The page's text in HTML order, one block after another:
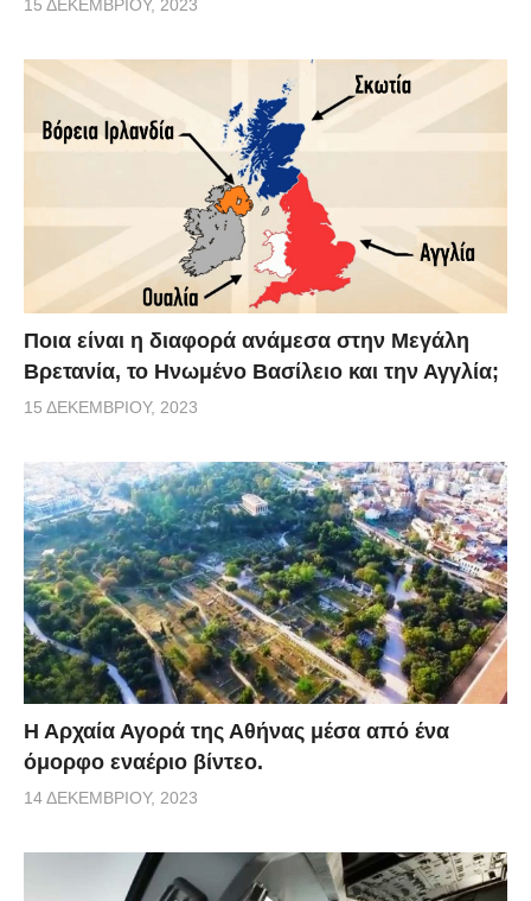
15 ΔΕΚΕΜΒΡΊΟΥ, 2023
Ποια είναι η διαφορά ανάμεσα στην Μεγάλη
Βρετανία, το Ηνωμένο Βασίλειο και την Αγγλία;
15 ΔΕΚΕΜΒΡΊΟΥ, 2023
Η Αρχαία Αγορά της Αθήνας μέσα από ένα
όμορφο εναέριο βίντεο.
14 ΔΕΚΕΜΒΡΊΟΥ, 2023